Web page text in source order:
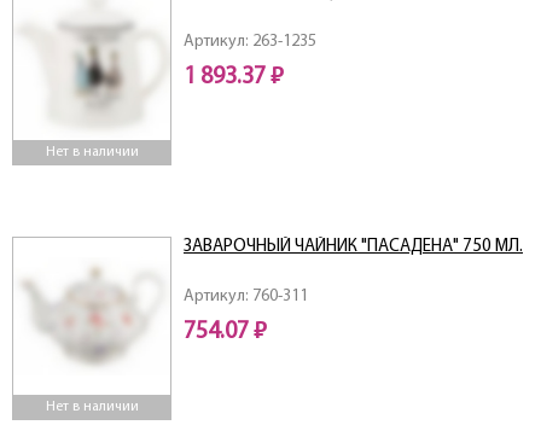
Нет в наличии
Артикул: 263-1235
1 893.37 ₽
Нет в наличии
Артикул: 760-311
ЗАВАРОЧНЫЙ ЧАЙНИК "ПАСАДЕНА" 750 МЛ.
754.07 ₽